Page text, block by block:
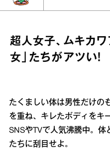
超人女子、ムキカ
女」たちがアツい！
たくましい体は男性だけの
を重ね、キレたボディをキ
SNSやTVで人気沸騰中。体
たちに刮目せよ。